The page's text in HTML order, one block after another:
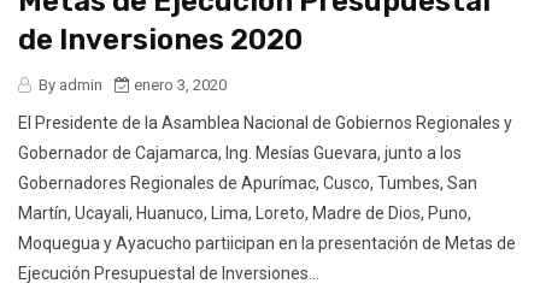
de Inversiones 2020
By admin enero 3, 2020
El Presidente de la Asamblea Nacional de Gobiernos Regionales y
Gobernador de Cajamarca, Ing. Mesías Guevara, junto a los
Gobernadores Regionales de Apurímac, Cusco, Tumbes, San
Martín, Ucayali, Huanuco, Lima, Loreto, Madre de Dios, Puno,
Moquegua y Ayacucho partiicipan en la presentación de Metas de
Ejecución Presupuestal de Inversiones...